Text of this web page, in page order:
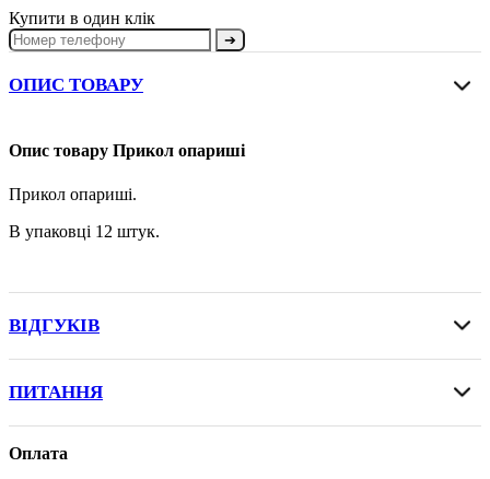
Купити в один клік
➔
ОПИС ТОВАРУ
Опис товару Прикол опариші
Прикол опариші.
В упаковці 12 штук.
ВІДГУКІВ
ПИТАННЯ
Оплата